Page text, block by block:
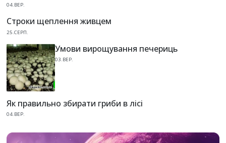
04.ВЕР.
Строки щеплення живцем
25.СЕРП.
Умови вирощування печериць
03.ВЕР.
Як правильно збирати гриби в лісі
04.ВЕР.